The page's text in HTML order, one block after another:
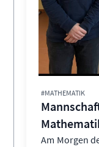
#MATHEMATIK
Am Morgen